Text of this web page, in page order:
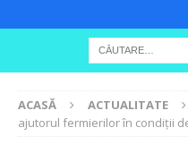
ACASĂ ACTUALITATE
ajutorul fermierilor în condiții